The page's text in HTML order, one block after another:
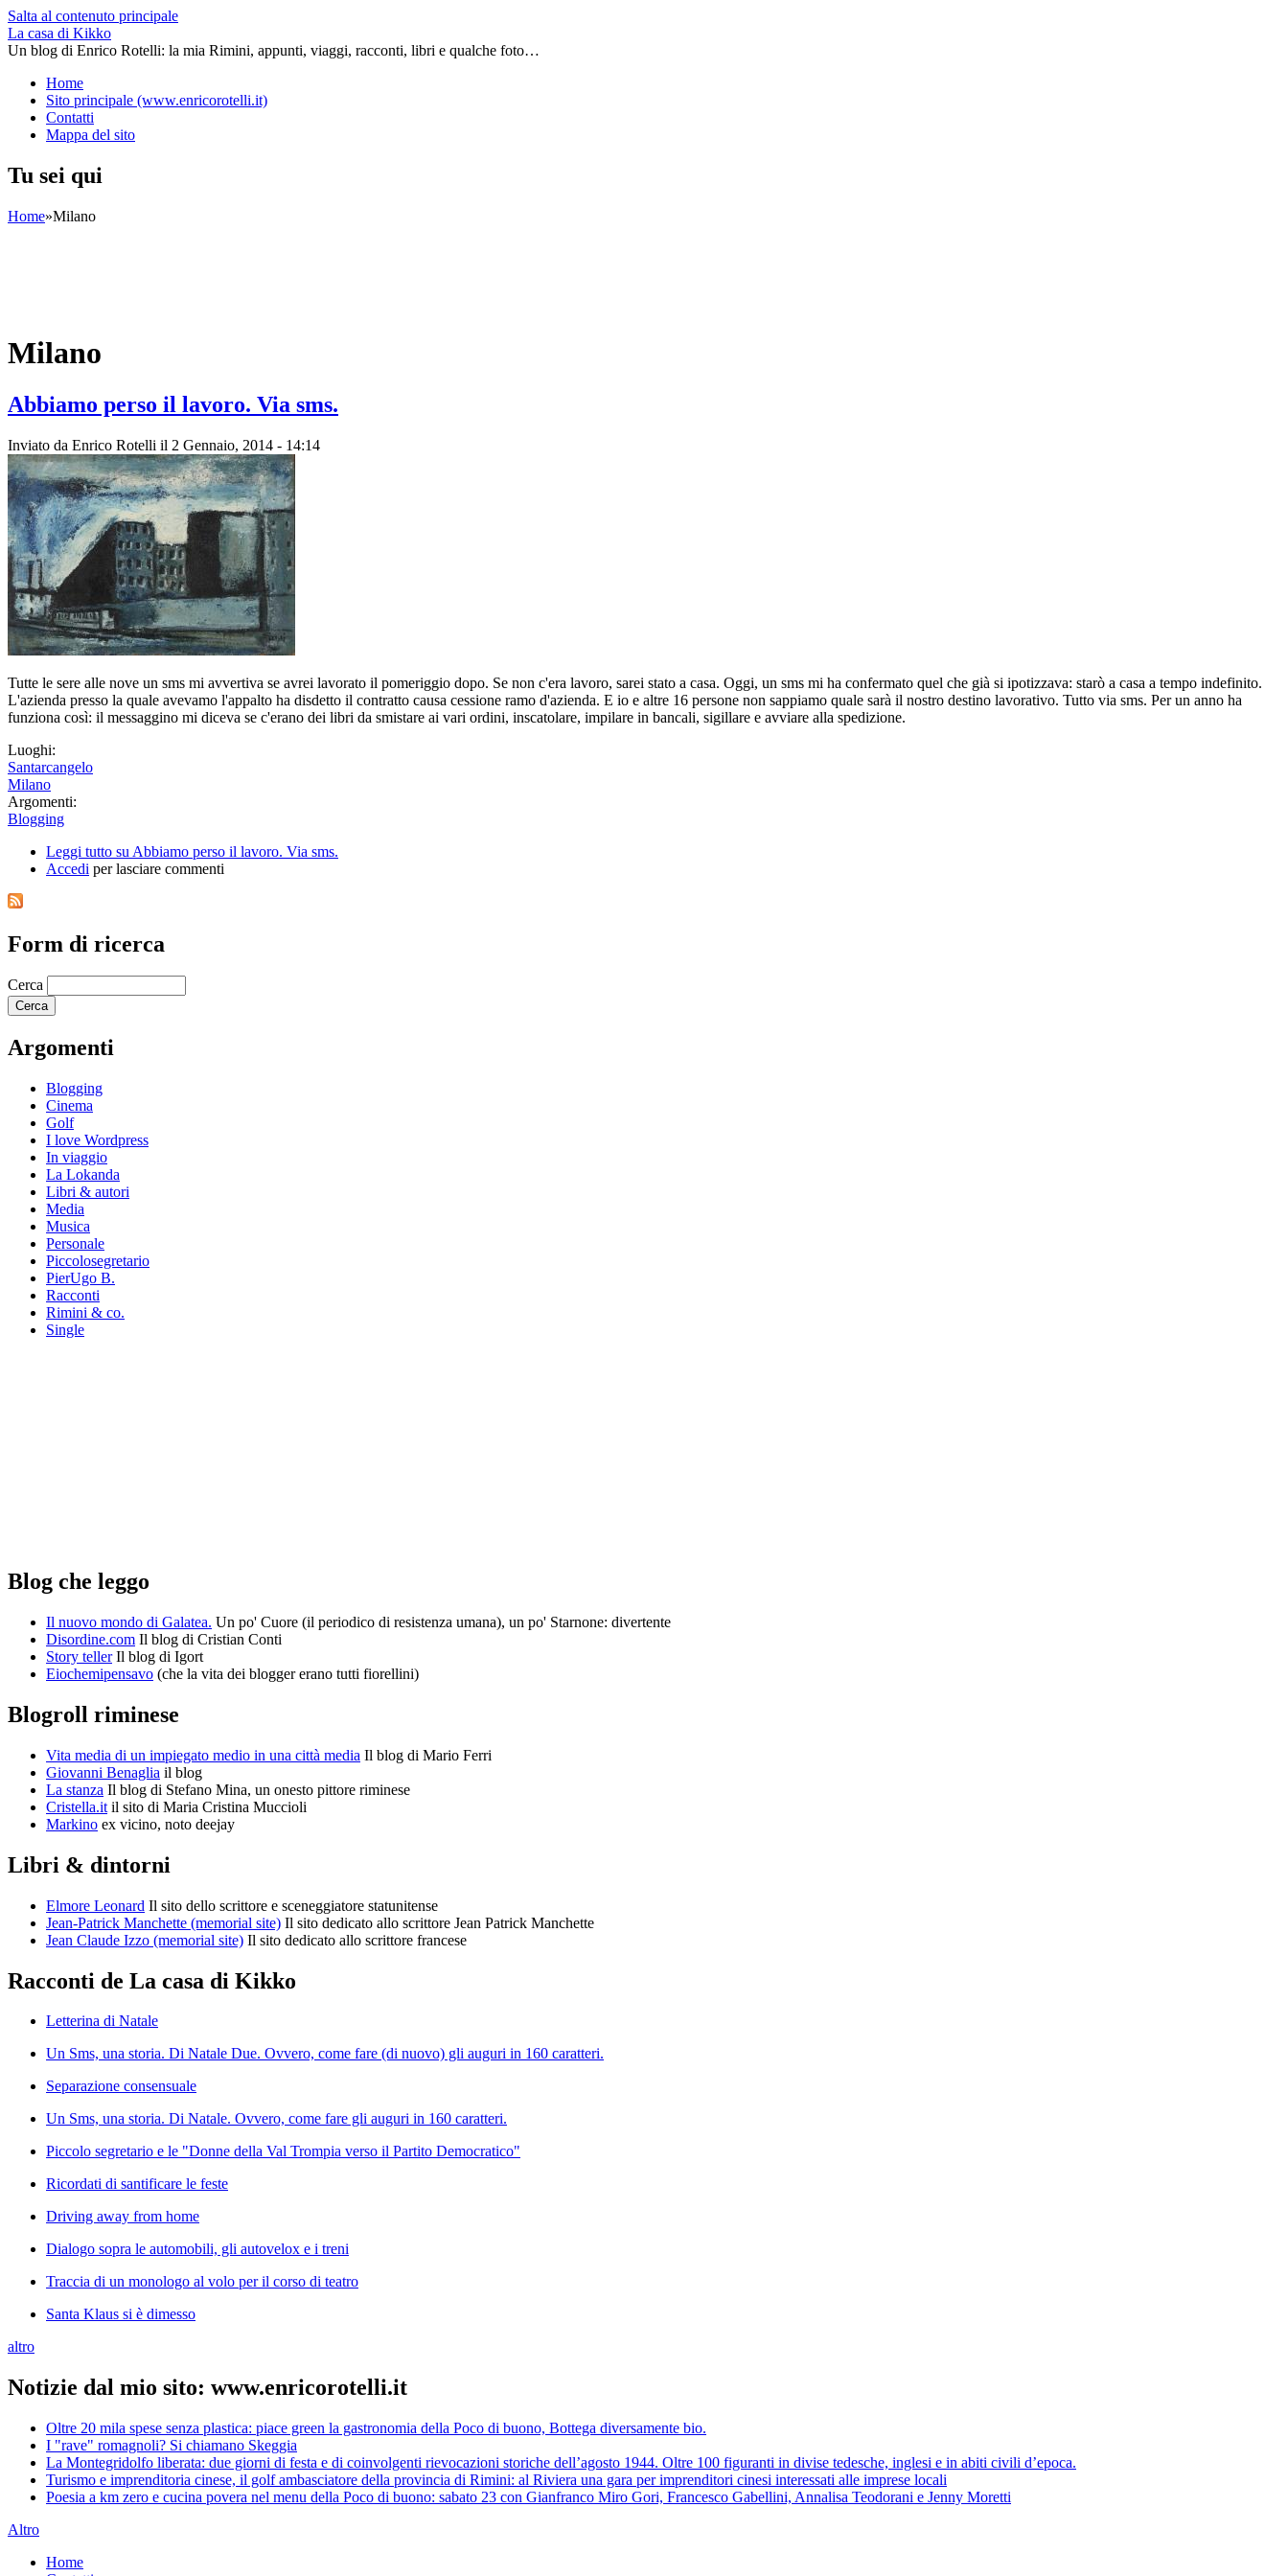
Salta al contenuto principale
La casa di Kikko
Un blog di Enrico Rotelli: la mia Rimini, appunti, viaggi, racconti, libri e qualche foto…
Home
Sito principale (www.enricorotelli.it)
Contatti
Mappa del sito
Tu sei qui
Home»Milano
Milano
Abbiamo perso il lavoro. Via sms.
Inviato da Enrico Rotelli il 2 Gennaio, 2014 - 14:14
Tutte le sere alle nove un sms mi avvertiva se avrei lavorato il pomeriggio dopo. Se non c'era lavoro, sarei stato a casa. Oggi, un sms mi ha confermato quel che già si ipotizzava: starò a casa a tempo indefinito.
L'azienda presso la quale avevamo l'appalto ha disdetto il contratto causa cessione ramo d'azienda. E io e altre 16 persone non sappiamo quale sarà il nostro destino lavorativo. Tutto via sms. Per un anno ha
funziona così: il messaggino mi diceva se c'erano dei libri da smistare ai vari ordini, inscatolare, impilare in bancali, sigillare e avviare alla spedizione.
Luoghi:
Santarcangelo
Milano
Argomenti:
Blogging
Leggi tutto su Abbiamo perso il lavoro. Via sms.
Accedi per lasciare commenti
Form di ricerca
Cerca
Argomenti
Blogging
Cinema
Golf
I love Wordpress
In viaggio
La Lokanda
Libri & autori
Media
Musica
Personale
Piccolosegretario
PierUgo B.
Racconti
Rimini & co.
Single
Blog che leggo
Il nuovo mondo di Galatea. Un po' Cuore (il periodico di resistenza umana), un po' Starnone: divertente
Disordine.com Il blog di Cristian Conti
Story tellerIl blog di Igort
Eiochemipensavo (che la vita dei blogger erano tutti fiorellini)
Blogroll riminese
Vita media di un impiegato medio in una città media Il blog di Mario Ferri
Giovanni Benaglia il blog
La stanza Il blog di Stefano Mina, un onesto pittore riminese
Cristella.it il sito di Maria Cristina Muccioli
Markino ex vicino, noto deejay
Libri & dintorni
Elmore Leonard Il sito dello scrittore e sceneggiatore statunitense
Jean-Patrick Manchette (memorial site) Il sito dedicato allo scrittore Jean Patrick Manchette
Jean Claude Izzo (memorial site) Il sito dedicato allo scrittore francese
Racconti de La casa di Kikko
Letterina di Natale
Un Sms, una storia. Di Natale Due. Ovvero, come fare (di nuovo) gli auguri in 160 caratteri.
Separazione consensuale
Un Sms, una storia. Di Natale. Ovvero, come fare gli auguri in 160 caratteri.
Piccolo segretario e le "Donne della Val Trompia verso il Partito Democratico"
Ricordati di santificare le feste
Driving away from home
Dialogo sopra le automobili, gli autovelox e i treni
Traccia di un monologo al volo per il corso di teatro
Santa Klaus si è dimesso
altro
Notizie dal mio sito: www.enricorotelli.it
Oltre 20 mila spese senza plastica: piace green la gastronomia della Poco di buono, Bottega diversamente bio.
I "rave" romagnoli? Si chiamano Skeggia
La Montegridolfo liberata: due giorni di festa e di coinvolgenti rievocazioni storiche dell’agosto 1944. Oltre 100 figuranti in divise tedesche, inglesi e in abiti civili d’epoca.
Turismo e imprenditoria cinese, il golf ambasciatore della provincia di Rimini: al Riviera una gara per imprenditori cinesi interessati alle imprese locali
Poesia a km zero e cucina povera nel menu della Poco di buono: sabato 23 con Gianfranco Miro Gori, Francesco Gabellini, Annalisa Teodorani e Jenny Moretti
Altro
Home